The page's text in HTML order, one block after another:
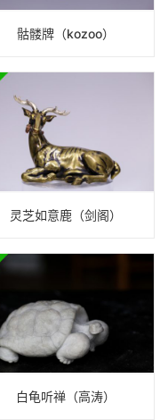
骷髅牌（kozoo）
灵芝如意鹿（剑阁）
白龟听禅（高涛）